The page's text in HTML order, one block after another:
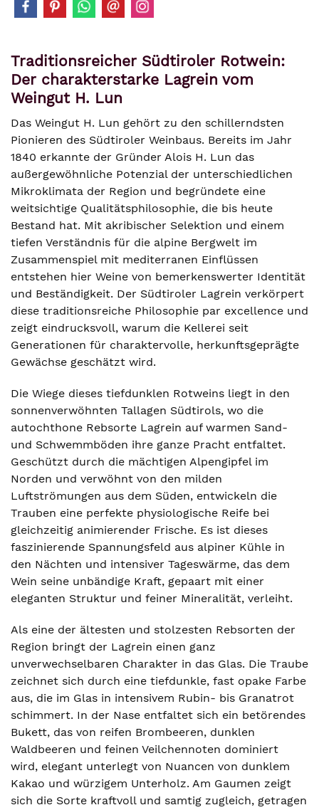
Traditionsreicher Südtiroler Rotwein:
Der charakterstarke Lagrein vom
Weingut H. Lun
Das Weingut H. Lun gehört zu den schillerndsten
Pionieren des Südtiroler Weinbaus. Bereits im Jahr
1840 erkannte der Gründer Alois H. Lun das
außergewöhnliche Potenzial der unterschiedlichen
Mikroklimata der Region und begründete eine
weitsichtige Qualitätsphilosophie, die bis heute
Bestand hat. Mit akribischer Selektion und einem
tiefen Verständnis für die alpine Bergwelt im
Zusammenspiel mit mediterranen Einflüssen
entstehen hier Weine von bemerkenswerter Identität
und Beständigkeit. Der Südtiroler Lagrein verkörpert
diese traditionsreiche Philosophie par excellence und
zeigt eindrucksvoll, warum die Kellerei seit
Generationen für charaktervolle, herkunftsgeprägte
Gewächse geschätzt wird.
Die Wiege dieses tiefdunklen Rotweins liegt in den
sonnenverwöhnten Tallagen Südtirols, wo die
autochthone Rebsorte Lagrein auf warmen Sand-
und Schwemmböden ihre ganze Pracht entfaltet.
Geschützt durch die mächtigen Alpengipfel im
Norden und verwöhnt von den milden
Luftströmungen aus dem Süden, entwickeln die
Trauben eine perfekte physiologische Reife bei
gleichzeitig animierender Frische. Es ist dieses
faszinierende Spannungsfeld aus alpiner Kühle in
den Nächten und intensiver Tageswärme, das dem
Wein seine unbändige Kraft, gepaart mit einer
eleganten Struktur und feiner Mineralität, verleiht.
Als eine der ältesten und stolzesten Rebsorten der
Region bringt der Lagrein einen ganz
unverwechselbaren Charakter in das Glas. Die Traube
zeichnet sich durch eine tiefdunkle, fast opake Farbe
aus, die im Glas in intensivem Rubin- bis Granatrot
schimmert. In der Nase entfaltet sich ein betörendes
Bukett, das von reifen Brombeeren, dunklen
Waldbeeren und feinen Veilchennoten dominiert
wird, elegant unterlegt von Nuancen von dunklem
Kakao und würzigem Unterholz. Am Gaumen zeigt
sich die Sorte kraftvoll und samtig zugleich, getragen